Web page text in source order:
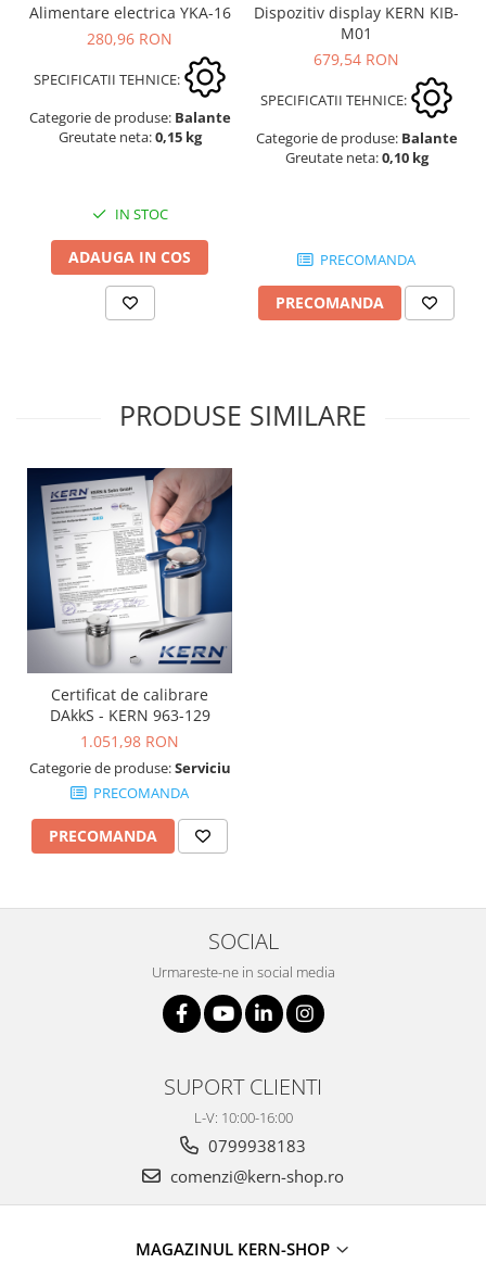
Alimentare electrica YKA-16
280,96 RON
SPECIFICATII TEHNICE:
Categorie de produse: Balante
Greutate neta:0,15 kg
IN STOC
ADAUGA IN COS
Dispozitiv display KERN KIB-
M01
679,54 RON
SPECIFICATII TEHNICE:
Categorie de produse: Balante
Greutate neta:0,10 kg
PRECOMANDA
PRECOMANDA
PRODUSE SIMILARE
Certificat de calibrare
DAkkS - KERN 963-129
1.051,98 RON
Categorie de produse:Serviciu
PRECOMANDA
PRECOMANDA
SOCIAL
Urmareste-ne in social media
SUPORT CLIENTI
L-V: 10:00-16:00
0799938183
comenzi@kern-shop.ro
MAGAZINUL KERN-SHOP